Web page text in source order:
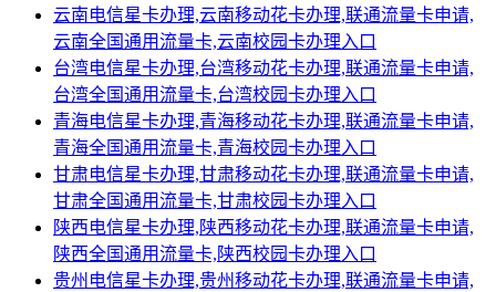
云南电信星卡办理,云南移动花卡办理,联通流量卡申请,
云南全国通用流量卡,云南校园卡办理入口
台湾电信星卡办理,台湾移动花卡办理,联通流量卡申请,
台湾全国通用流量卡,台湾校园卡办理入口
青海电信星卡办理,青海移动花卡办理,联通流量卡申请,
青海全国通用流量卡,青海校园卡办理入口
甘肃电信星卡办理,甘肃移动花卡办理,联通流量卡申请,
甘肃全国通用流量卡,甘肃校园卡办理入口
陕西电信星卡办理,陕西移动花卡办理,联通流量卡申请,
陕西全国通用流量卡,陕西校园卡办理入口
贵州电信星卡办理,贵州移动花卡办理,联通流量卡申请,